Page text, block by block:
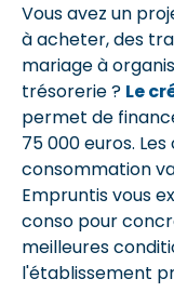
Vous avez un
à acheter, des
mariage à
trésorerie ? Le
permet de
75 000 euros.
consommation
Empruntis vous
conso pour
meilleures
l'établissement